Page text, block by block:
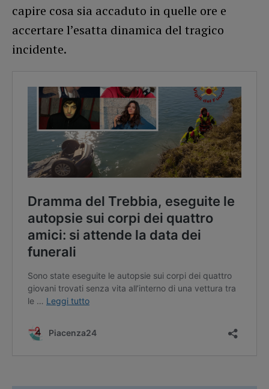
capire cosa sia accaduto in quelle ore e
accertare l’esatta dinamica del tragico
incidente.